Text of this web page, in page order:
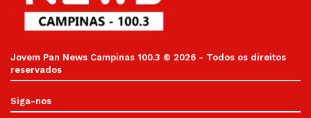
Jovem Pan News Campinas 100.3 © 2026 - Todos os direitos
reservados
Siga-nos